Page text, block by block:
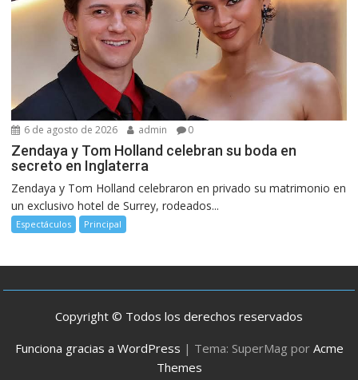
6 de agosto de 2026 admin 0
Zendaya y Tom Holland celebran su boda en
secreto en Inglaterra
Zendaya y Tom Holland celebraron en privado su matrimonio en
un exclusivo hotel de Surrey, rodeados...
Espectáculos Principal
Copyright © Todos los derechos reservados
Funciona gracias a WordPress | Tema: SuperMag por Acme
Themes